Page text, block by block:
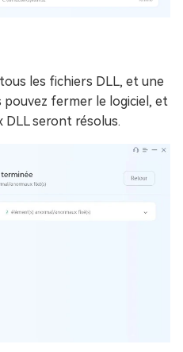
les fichiers DLL, et une
fermer le logiciel, et
DLL seront résolus.